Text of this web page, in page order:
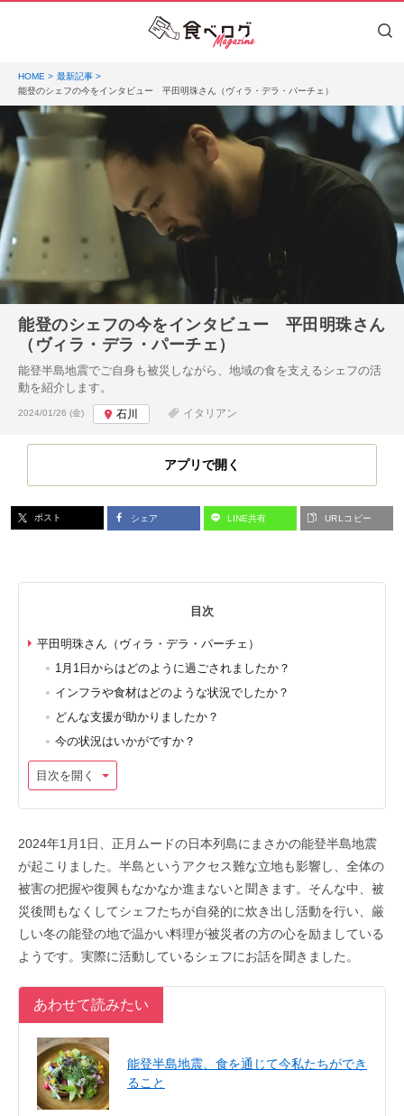
HOME
最新記事
能登のシェフの今をインタビュー 平田明珠さん（ヴィラ・デラ・パーチェ）
能登のシェフの今をインタビュー 平田明珠さん
（ヴィラ・デラ・パーチェ）
能登半島地震でご自身も被災しながら、地域の食を支えるシェフの活
動を紹介します。
投稿日:
2024/01/26 (金) 石川 イタリアン
アプリで開く
ポスト シェア LINE共有 URLコピー
目次
平田明珠さん（ヴィラ・デラ・パーチェ）
1月1日からはどのように過ごされましたか？
インフラや食材はどのような状況でしたか？
どんな支援が助かりましたか？
今の状況はいかがですか？
目次を開く
2024年1月1日、正月ムードの日本列島にまさかの能登半島地震
が起こりました。半島というアクセス難な立地も影響し、全体の
被害の把握や復興もなかなか進まないと聞きます。そんな中、被
災後間もなくしてシェフたちが自発的に炊き出し活動を行い、厳
しい冬の能登の地で温かい料理が被災者の方の心を励ましている
ようです。実際に活動しているシェフにお話を聞きました。
あわせて読みたい
能登半島地震、食を通じて今私たちができ
ること